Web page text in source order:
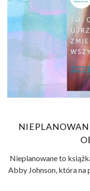
Nieplanowane to
Abby Johnson, która na